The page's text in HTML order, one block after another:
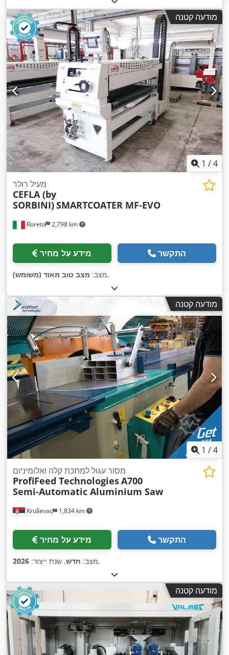
מודעה קטנה
1 /4
Roreto 2,798 km
מעיל רולר
CEFLA (by
SORBINI)SMARTCOATER MF-EVO
מידע על מחיר התקשר
מצב: מצב טוב מאוד (משומש) ,
מודעה קטנה
1 /4
Kruševac 1,834 km
מסור עגול למתכת קלה ואלומיניום
ProfiFeed TechnologiesA700
Semi-Automatic Aluminium Saw
מידע על מחיר התקשר
מצב: חדש, שנת ייצור: 2026 ,
מודעה קטנה